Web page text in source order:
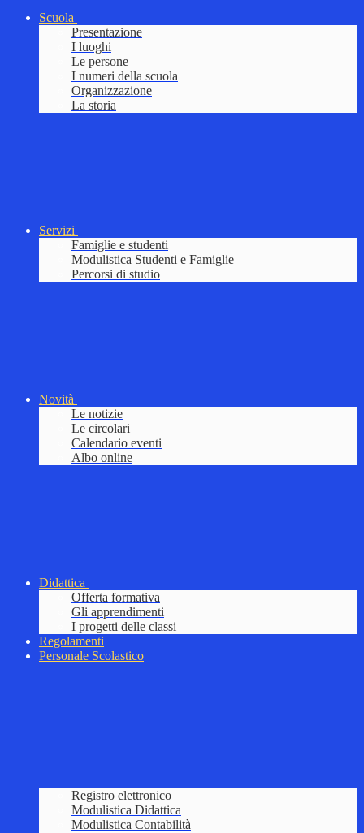
Scuola
Presentazione
I luoghi
Le persone
I numeri della scuola
Organizzazione
La storia
Servizi
Famiglie e studenti
Modulistica Studenti e Famiglie
Percorsi di studio
Novità
Le notizie
Le circolari
Calendario eventi
Albo online
Didattica
Offerta formativa
Gli apprendimenti
I progetti delle classi
Regolamenti
Personale Scolastico
Registro elettronico
Modulistica Didattica
Modulistica Contabilità